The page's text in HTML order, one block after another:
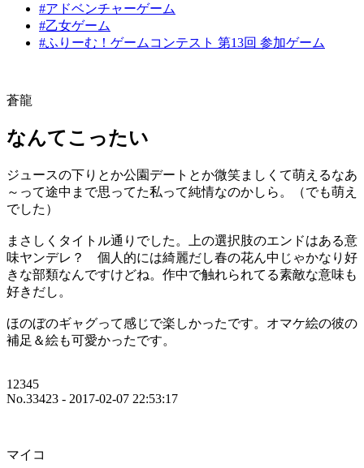
#アドベンチャーゲーム
#乙女ゲーム
#ふりーむ！ゲームコンテスト 第13回 参加ゲーム
蒼龍
なんてこったい
ジュースの下りとか公園デートとか微笑ましくて萌えるなあ
～って途中まで思ってた私って純情なのかしら。（でも萌え
でした）
まさしくタイトル通りでした。上の選択肢のエンドはある意
味ヤンデレ？ 個人的には綺麗だし春の花ん中じゃかなり好
きな部類なんですけどね。作中で触れられてる素敵な意味も
好きだし。
ほのぼのギャグって感じで楽しかったです。オマケ絵の彼の
補足＆絵も可愛かったです。
12345
No.33423 - 2017-02-07 22:53:17
マイコ